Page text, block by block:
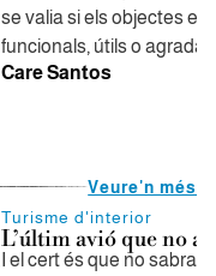
se valia si els objectes
funcionals, útils o
Care Santos
Veure'n més
Turisme d'interior
L’últim avió que no
I el cert és que no sabran